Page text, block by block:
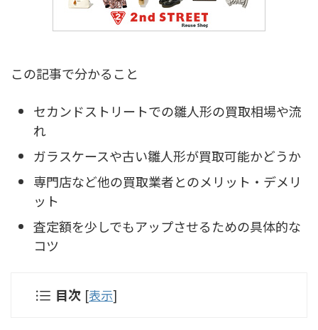
この記事で分かること
セカンドストリートでの雛人形の買取相場や流
れ
ガラスケースや古い雛人形が買取可能かどうか
専門店など他の買取業者とのメリット・デメリ
ット
査定額を少しでもアップさせるための具体的な
コツ
目次 [表示]